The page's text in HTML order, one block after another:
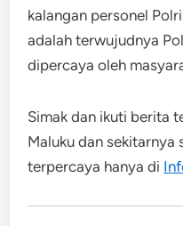
kalangan personel
adalah terwujudnya
dipercaya oleh
Simak dan ikuti berita
Maluku dan sekitarnya
terpercaya hanya di